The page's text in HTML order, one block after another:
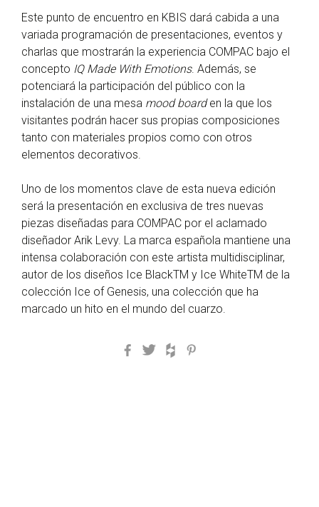
Este punto de encuentro en KBIS dará cabida a una
variada programación de presentaciones, eventos y
charlas que mostrarán la experiencia COMPAC bajo el
concepto IQ Made With Emotions. Además, se
potenciará la participación del público con la
instalación de una mesa mood boarden la que los
visitantes podrán hacer sus propias composiciones
tanto con materiales propios como con otros
elementos decorativos.
Uno de los momentos clave de esta nueva edición
será la presentación en exclusiva de tres nuevas
piezas diseñadas para COMPAC por el aclamado
diseñador Arik Levy. La marca española mantiene una
intensa colaboración con este artista multidisciplinar,
autor de los diseños Ice BlackTM y Ice WhiteTM de la
colección Ice of Genesis, una colección que ha
marcado un hito en el mundo del cuarzo.
Facebook
TwitterHouzz